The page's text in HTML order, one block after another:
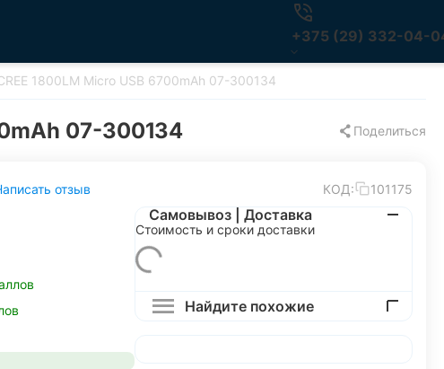
+375 (29) 332-04-
1800LM Micro USB 6700mAh 07-300134
07-300134 Поделиться
отзыв КОД: 101175
Самовывоз | Доставка
Стоимость и сроки доставки
Найдите похожие